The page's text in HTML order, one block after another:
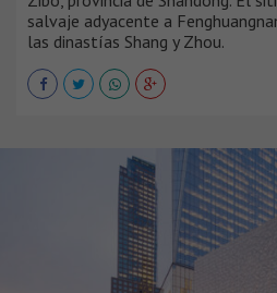
salvaje adyacente a
las dinastías Shang y Zhou.